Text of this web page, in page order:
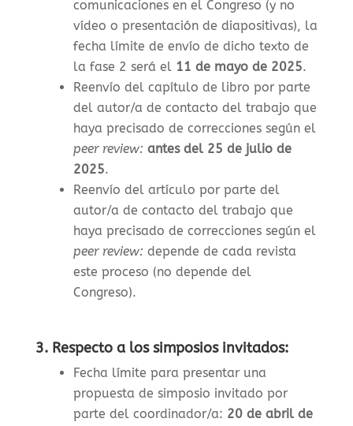
comunicaciones en el Congreso (y no
vídeo o presentación de diapositivas), la
fecha límite de envío de dicho texto de
la fase 2 será el 11 de mayo de 2025.
Reenvío del capítulo de libro por parte
del autor/a de contacto del trabajo que
haya precisado de correcciones según el
peer review: antes del 25 de julio de
2025.
Reenvío del artículo por parte del
autor/a de contacto del trabajo que
haya precisado de correcciones según el
peer review: depende de cada revista
este proceso (no depende del
Congreso).
3. Respecto a los simposios invitados:
Fecha límite para presentar una
propuesta de simposio invitado por
parte del coordinador/a: 20 de abril de